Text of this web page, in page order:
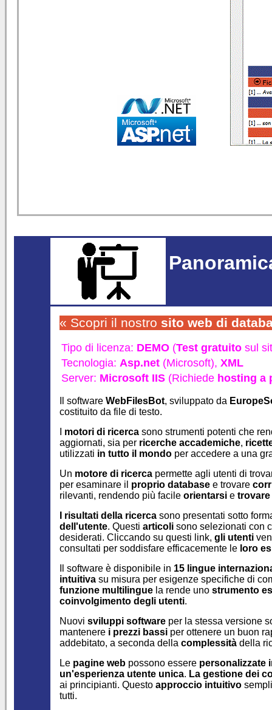
« Scopri il nostro sito web di
Tipo di licenza: DEMO (Test gratuito sul
Tecnologia: Asp.net (Microsoft), XML
Server: Microsoft IIS (Richiede hosting a
Il software WebFilesBot, sviluppato da
costituito da file di testo.
motori di ricerca sono strumenti potenti che
aggiornati, sia per ricerche accademiche,
utilizzati in tutto il mondo per accedere a una
Un motore di ricerca permette agli utenti di
per esaminare il proprio database e trovare
rilevanti, rendendo più facile orientarsi e
I risultati della ricerca sono presentati sotto
dell'utente. Questi articoli sono selezionati con
desiderati. Cliccando su questi link, gli utenti
consultati per soddisfare efficacemente le loro
Il software è disponibile in 15 lingue
intuitiva su misura per esigenze specifiche di
funzione multilingue la rende uno strumento
coinvolgimento degli utenti.
Nuovi sviluppi software per la stessa versione
mantenere i prezzi bassi per ottenere un buon
addebitato, a seconda della complessità della
Le pagine web possono essere personalizzate
un'esperienza utente unica. La gestione dei
ai principianti. Questo approccio intuitivo
tutti.